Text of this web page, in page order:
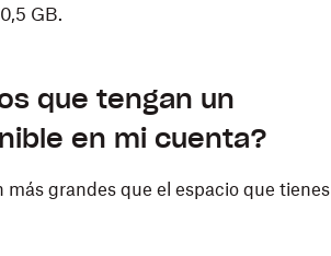
GB.
que tengan un
en mi cuenta?
grandes que el espacio que tienes